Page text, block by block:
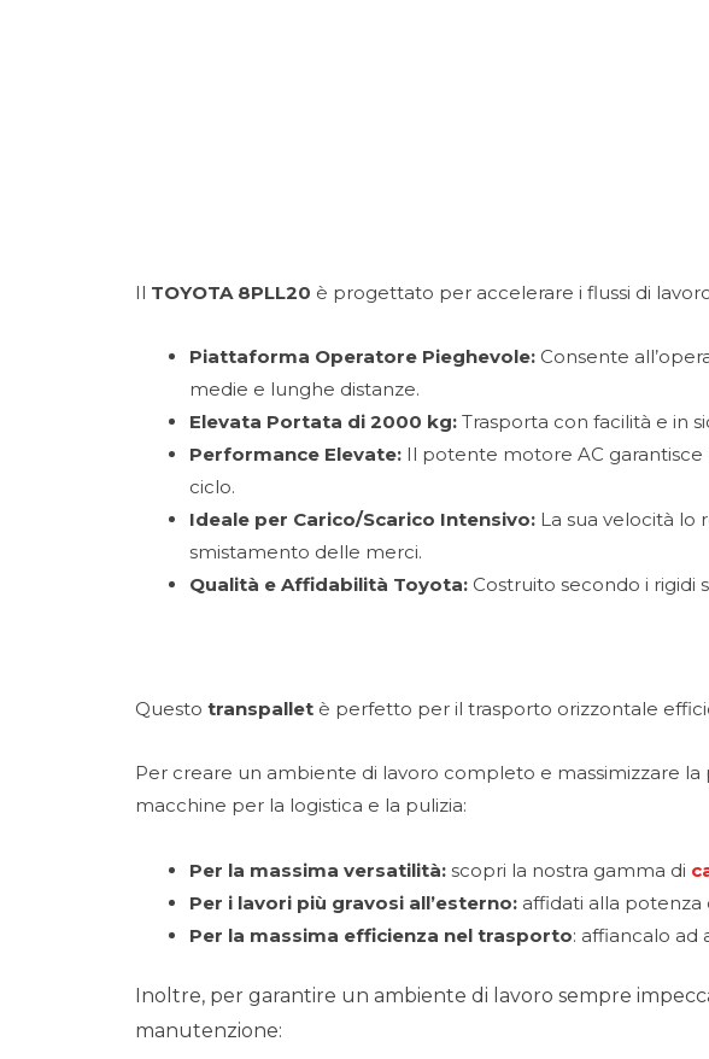
Trattori Industriali
Il TOYOTA 8PLL20 è progettato per accelerare i flussi di
Piattaforma Operatore Pieghevole: Consente
medie e lunghe distanze.
Elevata Portata di 2000 kg: Trasporta con facilità e in
Performance Elevate: Il potente motore AC garantisce
ciclo.
Ideale per Carico/Scarico Intensivo: La sua velocità lo
smistamento delle merci.
Qualità e Affidabilità Toyota: Costruito secondo i rigidi
Questo transpallet è perfetto per il trasporto orizzontale
Per creare un ambiente di lavoro completo e massimizzare
macchine per la logistica e la pulizia:
Per la massima versatilità: scopri la nostra gamma di
Per i lavori più gravosi all’esterno: affidati alla potenza
Per la massima efficienza nel trasporto: affiancalo ad
Inoltre, per garantire un ambiente di lavoro sempre
manutenzione: